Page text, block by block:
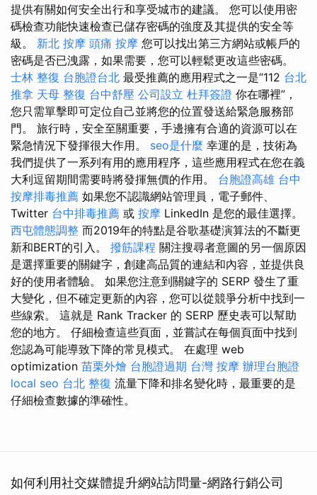
提供有關如何安全出行和享受城市的建議。 您可以使用密
碼檢查功能快速檢查已儲存密碼的強度及其提供的安全等
級。 新北 按摩 頭痛 按摩 您可以找出第三方網站或帳戶的
密碼是否已洩露，如果需要，您可以輕鬆更改這些密碼。
士林 整復 台胞證台北 最受推薦的應用程式之一是“112 台北
推拿 天母 整復 台中舒壓 公司設立 杜拜簽證 你在哪裡”，
您只需單擊即可定位自己並將您的位置發送給緊急服務部
門。 旅行時，安全至關重要，手邊擁有合適的資源可以在
緊急情況下發揮很大作用。 seo是什麼 幸運的是，技術為
我們提供了一系列有用的應用程序，這些應用程式在您在義
大利逗留期間需要時將發揮無價的作用。 台胞證高雄 台中
按摩排毒推薦 如果您不認識網站管理員，電子郵件、
Twitter 台中排毒推薦 或 按摩 LinkedIn 是您的最佳選擇。
西屯體態調整 而2019年的特點是谷歌基礎演算法的不斷更
新和BERT的引入。 撥筋課程 關注搜尋者意圖的另一個原因
是選擇重要的關鍵字，創建高品質的連結和內容，並提供良
好的使用者體驗。 如果您注意到關鍵字的 SERP 發生了重
大變化，但不確定更新的內容，您可以從競爭分析中找到一
些線索。 這就是 Rank Tracker 的 SERP 歷史表可以幫助
您的地方。 仔細檢查這些頁面，並嘗試在每個頁面中找到
您認為可能導致下降的常見模式。 在處理 web
optimization 苗栗外燴 台胞證過期 台灣 按摩 辦理台胞證
local seo 台北 整復 流量下降和排名變化時，最重要的是
仔細檢查數據的準確性。
如何利用社交媒體提升網站訪問量-網路行銷公司